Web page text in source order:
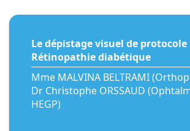
Le dépistage visuel de protocole
Rétinopathie diabétique
Mme MALVINA BELTRAMI
Dr Christophe ORSSAUD
HEGP)